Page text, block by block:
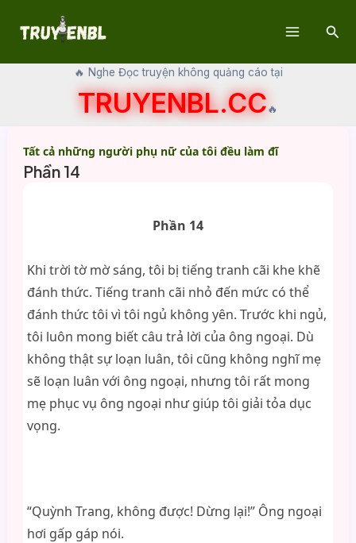
🔥 Nghe Đọc truyện không quảng cáo tại
TRUYENBL.CC🔥
Tất cả những người phụ nữ của tôi đều làm đĩ
Phần 14
Phần 14
Khi trời tờ mờ sáng, tôi bị tiếng tranh cãi khe khẽ
đánh thức. Tiếng tranh cãi nhỏ đến mức có thể
đánh thức tôi vì tôi ngủ không yên. Trước khi ngủ,
tôi luôn mong biết câu trả lời của ông ngoại. Dù
không thật sự loạn luân, tôi cũng không nghĩ mẹ
sẽ loạn luân với ông ngoại, nhưng tôi rất mong
mẹ phục vụ ông ngoại như giúp tôi giải tỏa dục
vọng.
“Quỳnh Trang, không được! Dừng lại!” Ông ngoại
hơi gấp gáp nói.